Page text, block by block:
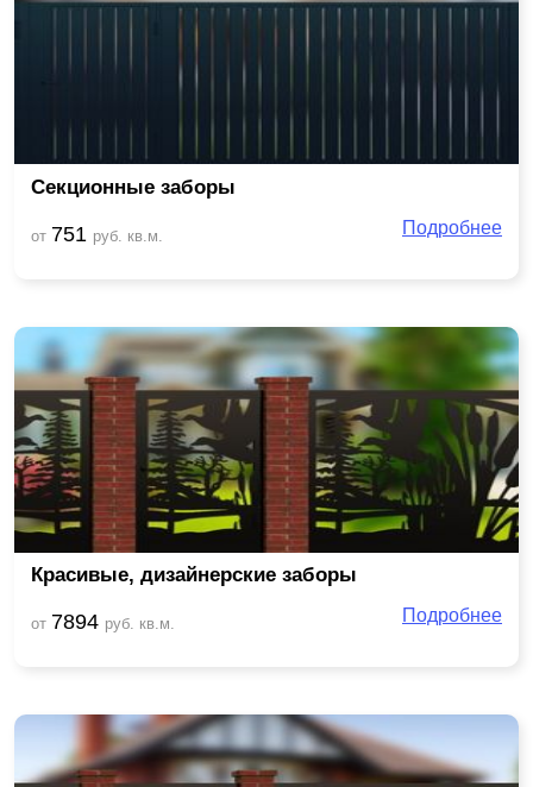
Секционные заборы
от 751 руб. кв.м. Подробнее
Красивые, дизайнерские заборы
от 7894 руб. кв.м. Подробнее